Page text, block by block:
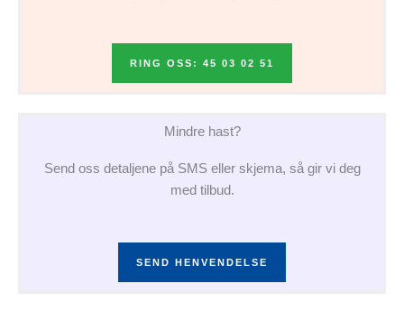
RING OSS: 45 03 02 51
Mindre hast?
Send oss detaljene på SMS eller skjema, så gir vi deg
med tilbud.
SEND HENVENDELSE